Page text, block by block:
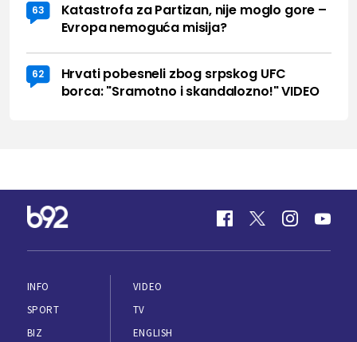
63
Katastrofa za Partizan, nije moglo gore –
Evropa nemoguća misija?
62
Hrvati pobesneli zbog srpskog UFC
borca: "Sramotno i skandalozno!" VIDEO
INFO
SPORT
BIZ
VIDEO
TV
ENGLISH